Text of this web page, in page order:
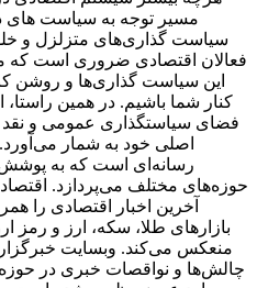
مسیر توجه به سیاست های
سیاست گذاری‌های متزلزل و
فعالان اقتصادی ضروری است که
این سیاست گذاری‌ها و روشن
کنار شما باشیم. در همین راستا،
فضای سیاستگذاری عمومی و نقد
اصلی خود به شمار
رسانه‌ای است که به پوشش
حوزه‌های مختلف می‌پردازد. اقتصاد
آخرین اخبار اقتصادی را
بازارهای طلا، سکه، ارز و رمز
منعکس می‌کند. وبسایت
چالش‌ها و نواقصات خبری در حوزه